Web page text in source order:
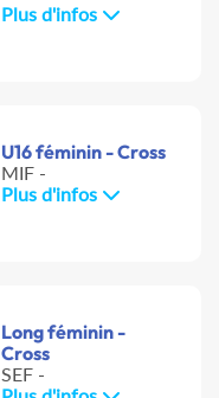
Plus d'infos
U16 féminin - Cross
MIF -
Plus d'infos
Long féminin -
Cross
SEF -